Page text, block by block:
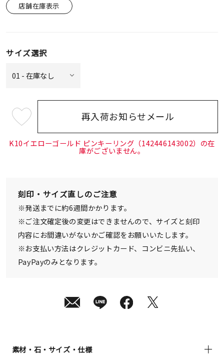
メンズ
価格
在庫ありのみ すべて表示
店舗在庫表示
サイズ選択
¥33,000 (tax
in)
再入荷お知らせメール
K10イエローゴールド ピンキーリング（142446143002）の在
庫がございません。
刻印・サイズ直しのご注意
※発送までに約6週間かかります。
※ご注文確定後の変更はできませんので、サイズと刻印
内容にお間違いがないかご確認をお願いいたします。
※お支払い方法はクレジットカード、コンビニ先払い、
PayPayのみとなります。
素材・石・サイズ・仕様